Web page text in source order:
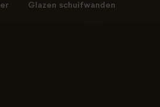
Glazen schuifwanden